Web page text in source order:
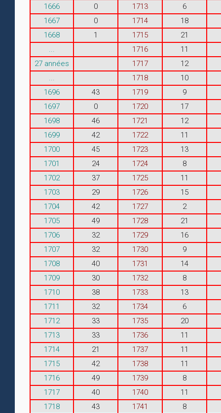
1666
0 1713
6
1667
0 1714
18
1668
1 1715
21
...
1716
11
27 années
1717
12
...
1718
10
1696
43 1719
9
1697
0 1720
17
1698
46 1721
12
1699
42 1722
11
1700
45 1723
13
1701
24 1724
8
1702
37 1725
11
1703
29 1726
15
1704
42 1727
2
1705
49 1728
21
1706
32 1729
16
1707
32 1730
9
1708
40 1731
14
1709
30 1732
8
1710
38 1733
13
1711
32 1734
6
1712
33 1735
20
1713
33 1736
11
1714
21 1737
11
1715
42 1738
11
1716
49 1739
8
1717
40 1740
11
1718
43 1741
8